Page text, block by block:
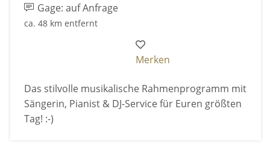
Gage: auf Anfrage
ca. 48 km entfernt
Merken
Das stilvolle musikalische Rahmenprogramm mit
Sängerin, Pianist & DJ-Service für Euren größten
Tag! :-)